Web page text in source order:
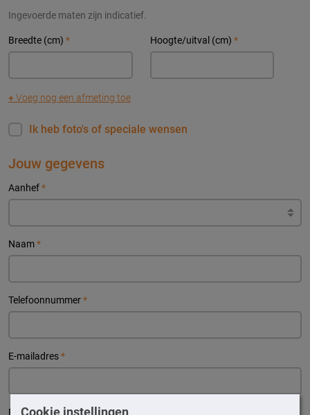
Cookie instellingen
Ingevoerde maten zijn indicatief.
Breedte (cm) * Hoogte/uitval (cm) *
+Voeg nog een afmeting toe
Ik heb foto's of speciale wensen
Jouw gegevens
Aanhef*
Naam*
Telefoonnummer*
E-mailadres*
Postcode*